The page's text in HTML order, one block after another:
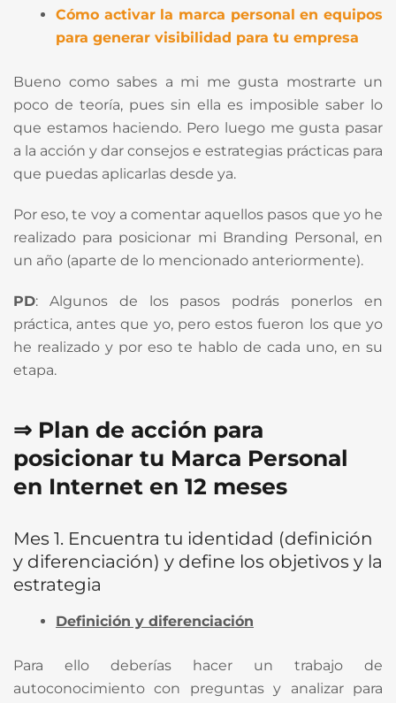
Cómo activar la marca personal en equipos
para generar visibilidad para tu empresa
Bueno como sabes a mi me gusta mostrarte un
poco de teoría, pues sin ella es imposible saber lo
que estamos haciendo. Pero luego me gusta pasar
a la acción y dar consejos e estrategias prácticas para
que puedas aplicarlas desde ya.
Por eso, te voy a comentar aquellos pasos que yo he
realizado para posicionar mi Branding Personal, en
un año (aparte de lo mencionado anteriormente).
PD: Algunos de los pasos podrás ponerlos en
práctica, antes que yo, pero estos fueron los que yo
he realizado y por eso te hablo de cada uno, en su
etapa.
⇒ Plan de acción para
posicionar tu Marca Personal
en Internet en 12 meses
Mes 1. Encuentra tu identidad (definición
y diferenciación) y define los objetivos y la
estrategia
Definición y diferenciación
Para ello deberías hacer un trabajo de
autoconocimiento con preguntas y analizar para